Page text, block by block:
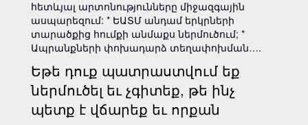
հետևյալ արտոնությունները միջազգային
ասպարեզում: * ԵԱՏՄ անդամ երկրների
տարածքից հումքի անմաքս ներմուծում; *
Ապրանքների փոխադարձ տեղափոխման….
Եթե դուք պատրաստվում եք
ներմուծել եւ չգիտեք, թե ինչ
պետք է վճարեք եւ որքան